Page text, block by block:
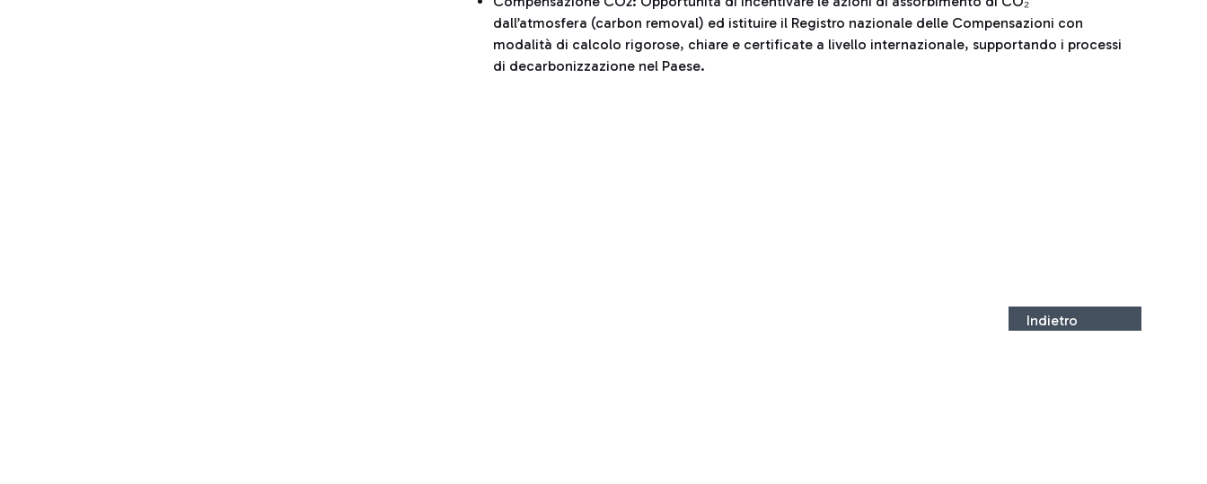
dall’atmosfera (carbon removal) ed istituire il Registro nazionale delle Compensazioni con
modalità di calcolo rigorose, chiare e certificate a livello internazionale, supportando i processi
di decarbonizzazione nel Paese.
Indietro